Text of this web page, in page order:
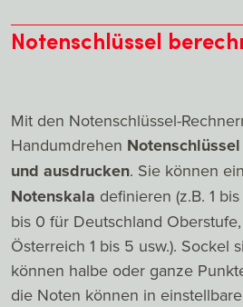
Notenschlüssel
Mit den Notenschlüssel-
Handumdrehen
und ausdrucken. Sie können
Notenskala definieren (z.B. 1
bis 0 für Deutschland
Österreich 1 bis 5 usw.). Sockel
können halbe oder ganze
die Noten können in